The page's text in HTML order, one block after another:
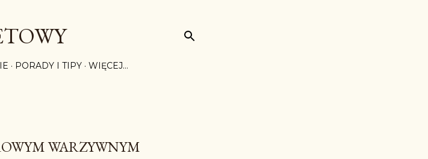
PORADY I TIPY WIĘCEJ…
WARZYWNYM